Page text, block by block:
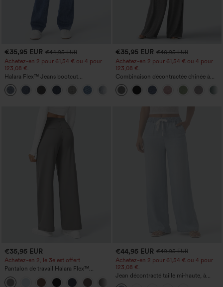
€35,95 EUR €44,95 EUR
Achetez-en 2 pour 61,54 € ou 4 pour
123,08 €.
Halara Flex™ Jeans bootcut
décontractés taille haute, effet délavé,
avec poches
+5
€35,95 EUR €40,95 EUR
Achetez-en 2 pour 61,54 € ou 4 pour
123,08 €.
Combinaison décontractée chinée à
bretelles réglables, fronces et jambes
larges, avec poches — facile comme
tout
€35,95 EUR
Achetez-en 2, le 3e est offert
Pantalon de travail Halara Flex™
DayStretch à taille haute, avec poches et
coupe droite
€44,95 EUR €49,95 EUR
Achetez-en 2 pour 61,54 € ou 4 pour
123,08 €.
Jean décontracté taille mi‑haute, à
cordon de serrage, avec poches